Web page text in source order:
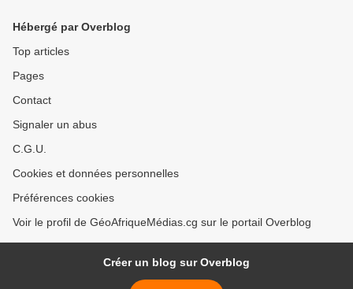
Hébergé par Overblog
Top articles
Pages
Contact
Signaler un abus
C.G.U.
Cookies et données personnelles
Préférences cookies
Voir le profil de GéoAfriqueMédias.cg sur le portail Overblog
Créer un blog sur Overblog